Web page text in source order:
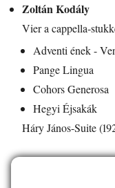
Zoltán Kodály
Vier a cappella-
Adventi ének -
Pange Lingua
Cohors Generosa
Hegyi Éjsakák
Háry János-Suite